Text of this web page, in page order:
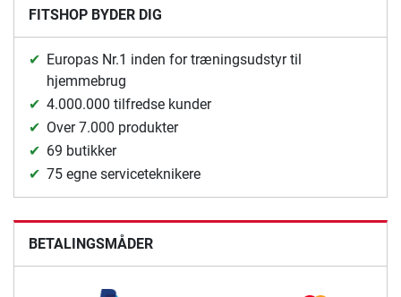
FITSHOP BYDER DIG
Europas Nr.1 inden for træningsudstyr til
hjemmebrug
4.000.000 tilfredse kunder
Over 7.000 produkter
69 butikker
75 egne serviceteknikere
BETALINGSMÅDER